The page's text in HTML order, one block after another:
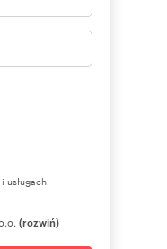
usługach.
(rozwiń)